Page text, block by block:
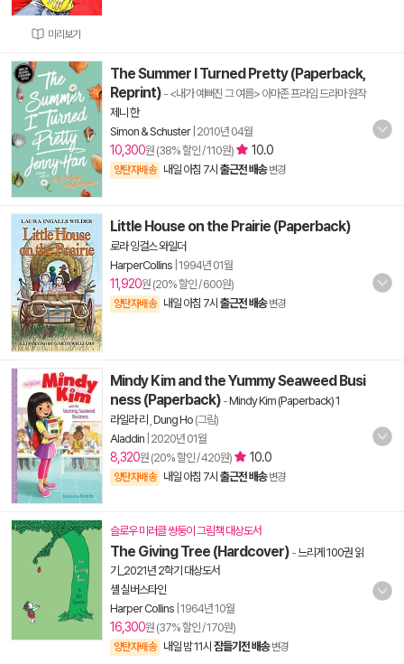
미리보기
The Summer I Turned Pretty (Paperback,
Reprint) - <내가 예뻐진 그 여름> 아마존 프라임 드라마 원작
제니 한
Simon & Schuster| 2010년 04월
10,300원 (38% 할인 / 110원) 10.0
양탄자배송 내일 아침 7시 출근전 배송 변경
Little House on the Prairie (Paperback)
로라 잉걸스 와일더
HarperCollins 1994년 01월
11,920원 (20% 할인 / 600원)
양탄자배송 내일 아침 7시 출근전 배송 변경
Mindy Kim and the Yummy Seaweed Busi
ness (Paperback) -Mindy Kim (Paperback) 1
라일라 리 Dung Ho (그림)
Aladdin 2020년 01월
8,320원 (20% 할인 / 420원) 10.0
양탄자배송 내일 아침 7시 출근전 배송 변경
슬로우 미러클 쌍둥이 그림책 대상도서
The Giving Tree (Hardcover) -느리게 100권 읽
기_2021년 2학기 대상도서
셸 실버스타인
Harper Collins 1964년 10월
16,300원 (37% 할인 / 170원)
양탄자배송 내일 밤 11시 잠들기전 배송 변경